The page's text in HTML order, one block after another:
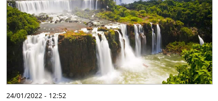
24/01/2022 - 12:52